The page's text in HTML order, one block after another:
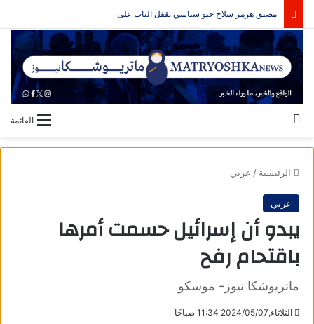
مضيق هرمز سلاح جيو سياسي يقفل الباب على الحرب
القائمة
الرئيسية / عربي
عربي
يبدو أن إسرائيل حسمت أمرها
باقتحام رفح
ماتريوشكا نيوز- موسكو
الثلاثاء,2024/05/07 11:34 صباحًا